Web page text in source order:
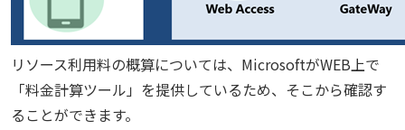
リソース利用料の概算については、MicrosoftがWEB上で
「料金計算ツール」を提供しているため、そこから確認す
ることができます。